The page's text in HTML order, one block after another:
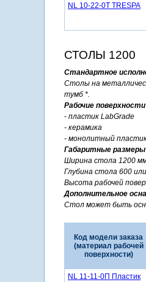
NL 10-22-0Т TRESPA
СТОЛЫ 1200
Стандартное
Столы на
тумб *.
Рабочие поверхности
- пластик LabGrade
- керамика
- монолитный
Габаритные размеры
Ширина стола 1200
Глубина стола 600
Высота рабочей
Дополнительное
Стол может быть
Код модели заказа
(материал рабочей
поверхности)
NL 11-11-0П Пластик